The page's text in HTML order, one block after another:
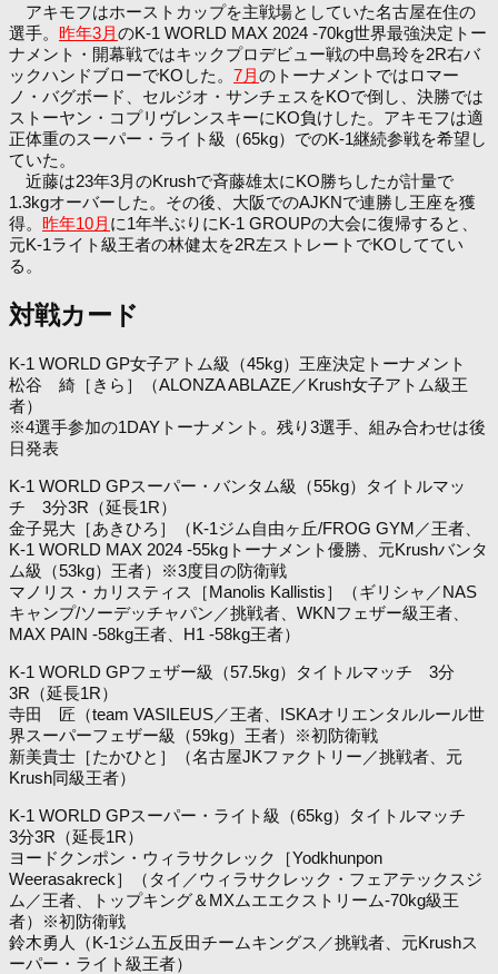
アキモフはホーストカップを主戦場としていた名古屋在住の
選手。 昨年3月のK-1 WORLD MAX 2024 -70kg世界最強決定トー
ナメント・開幕戦ではキックプロデビュー戦の中島玲を2R右バ
ックハンドブローでKOした。 7月のトーナメントではロマー
ノ・バグボード、セルジオ・サンチェスをKOで倒し、決勝では
ストーヤン・コプリヴレンスキーにKO負けした。アキモフは適
正体重のスーパー・ライト級（65kg）でのK-1継続参戦を希望し
ていた。
近藤は23年3月のKrushで斉藤雄太にKO勝ちしたが計量で
1.3kgオーバーした。その後、大阪でのAJKNで連勝し王座を獲
得。 昨年10月 に1年半ぶりにK-1 GROUPの大会に復帰すると、
元K-1ライト級王者の林健太を2R左ストレートでKOしててい
る。
対戦カード
K-1 WORLD GP女子アトム級（45kg）王座決定トーナメント
松谷 綺［きら］（ALONZA ABLAZE／Krush女子アトム級王
者）
※4選手参加の1DAYトーナメント。残り3選手、組み合わせは後
日発表
K-1 WORLD GPスーパー・バンタム級（55kg）タイトルマッ
チ 3分3R（延長1R）
金子晃大［あきひろ］（K-1ジム自由ヶ丘/FROG GYM／王者、
K-1 WORLD MAX 2024 -55kgトーナメント優勝、元Krushバンタ
ム級（53kg）王者）※3度目の防衛戦
マノリス・カリスティス［Manolis Kallistis］（ギリシャ／NAS
キャンプ/ソーデッチャパン／挑戦者、WKNフェザー級王者、
MAX PAIN -58kg王者、H1 -58kg王者）
K-1 WORLD GPフェザー級（57.5kg）タイトルマッチ 3分
3R（延長1R）
寺田 匠（team VASILEUS／王者、ISKAオリエンタルルール世
界スーパーフェザー級（59kg）王者）※初防衛戦
新美貴士［たかひと］（名古屋JKファクトリー／挑戦者、元
Krush同級王者）
K-1 WORLD GPスーパー・ライト級（65kg）タイトルマッチ
3分3R（延長1R）
ヨードクンポン・ウィラサクレック［Yodkhunpon
Weerasakreck］（タイ／ウィラサクレック・フェアテックスジ
ム／王者、トップキング＆MXムエエクストリーム-70kg級王
者）※初防衛戦
鈴木勇人（K-1ジム五反田チームキングス／挑戦者、元Krushス
ーパー・ライト級王者）